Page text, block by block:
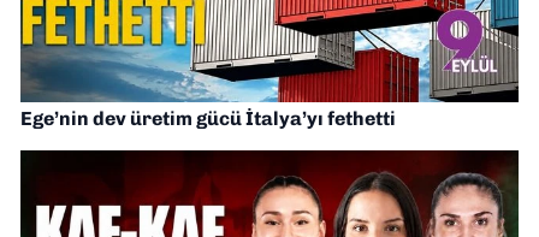
Ege’nin dev üretim gücü İtalya’yı fethetti